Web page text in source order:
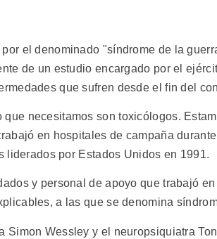
el denominado "síndrome de la
de un estudio encargado por el
que sufren desde el fin del
necesitamos son toxicólogos.
en hospitales de campaña
liderados por Estados Unidos en 1991.
y personal de apoyo que trabajó
a las que se denomina
Simon Wessley y el neuropsiquiatra